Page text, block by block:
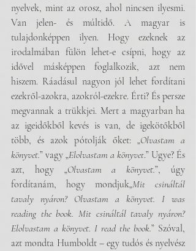
nyelvek, mint az orosz, ahol nincsen ilyesmi.
Van jelen- és múltidő. A magyar is
tulajdonképpen ilyen. Hogy ezeknek az
irodalmában fülön lehet-e csípni, hogy az
idővel másképpen foglalkozik, azt nem
hiszem. Ráadásul nagyon jól lehet fordítani
ezekről-azokra, azokról-ezekre. Érti? És persze
megvannak a trükkjei. Mert a magyarban ha
az igeidőkből kevés is van, de igekötőkből
több, és azok pótolják őket: „Olvastam a
könyvet.” vagy „Elolvastam a könyvet.” Ugye? És
azt, hogy „Olvastam a könyvet.”, úgy
fordítanám, hogy mondjuk„Mit csináltál
tavaly nyáron? Olvastam a könyvet. I was
reading the book. Mit csináltál tavaly nyáron?
Elolvastam a könyvet. I read the book.” Szóval,
azt mondta Humboldt – egy tudós és nyelvész